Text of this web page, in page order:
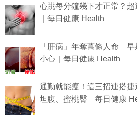
心跳每分鐘幾下才正常？超
｜每日健康 Health
「肝病」年奪萬條人命 早
小心｜每日健康 Health
通勤就能瘦！這三招連搭
坦腹、蜜桃臀｜每日健康